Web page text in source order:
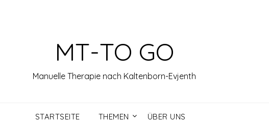
MT-TO GO
Manuelle Therapie nach Kaltenborn-Evjenth
STARTSEITE THEMEN ÜBER UNS